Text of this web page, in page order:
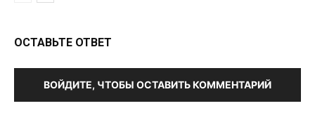
ОСТАВЬТЕ ОТВЕТ
ВОЙДИТЕ, ЧТОБЫ ОСТАВИТЬ КОММЕНТАРИЙ